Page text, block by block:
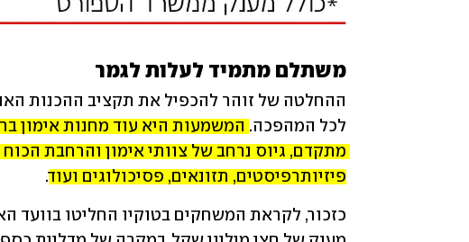
משתלם מתמיד לעלות לגמר
לכל המהפכה.
פיזיותרפיסטים, תזונאים, פסיכולוגים ועוד.